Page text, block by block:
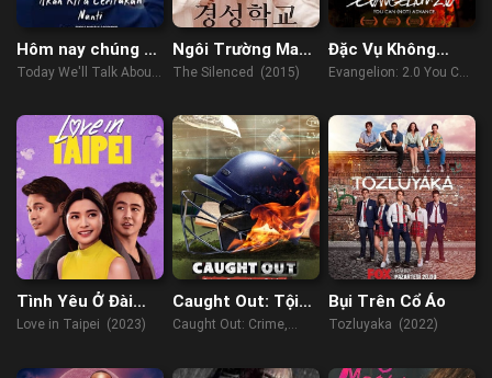
Hôm nay chúng ta
sẽ nói về ngày đó
Today We'll Talk About
Ngôi Trường Ma
Quái
The Silenced (2015)
Đặc Vụ Không
Gian: Không Lùi
Evangelion: 2.0 You Can
Tình Yêu Ở Đài
Bắc
Love in Taipei (2023)
Caught Out: Tội
Ác, Tham Nhũng,
Caught Out: Crime,
(2023)
Bụi Trên Cổ Áo
Tozluyaka (2022)